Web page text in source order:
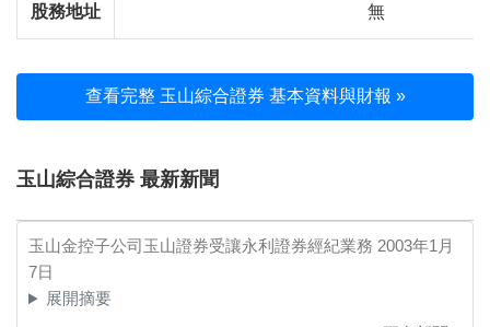
股務地址 無
查看完整 玉山綜合證券 基本資料與財報 »
玉山綜合證券 最新新聞
玉山金控子公司玉山證券受讓永利證券經紀業務 2003年1月
7日
展開摘要